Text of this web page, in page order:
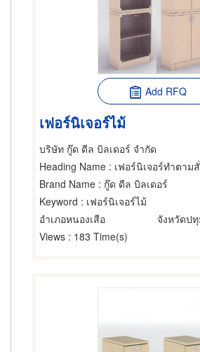
Add RFQ
เฟอร์นิเจอร์ไม้
บริษัท กู๊ด ดีล บิลเดอร์ จำกัด
Heading Name : เฟอร์นิเจอร์ทำตาม
Brand Name : กู๊ด ดีล บิลเดอร์
Keyword : เฟอร์นิเจอร์ไม้
อำเภอหนองเสือ
จังหวัดป
Views : 183 Time(s)